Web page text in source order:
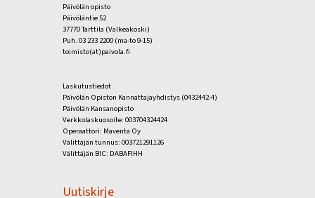
Päivölän opisto
Päivöläntie 52
37770 Tarttila (Valkeakoski)
Puh. 03 233 2200 (ma-to 9-15)
toimisto(at)paivola.fi
Laskutustiedot
Päivölän Opiston Kannattajayhdistys (0432442-4)
Päivölän Kansanopisto
Verkkolaskuosoite: 003704324424
Operaattori: Maventa Oy
Välittäjän tunnus: 003721291126
Välittäjän BIC: DABAFIHH
Uutiskirje